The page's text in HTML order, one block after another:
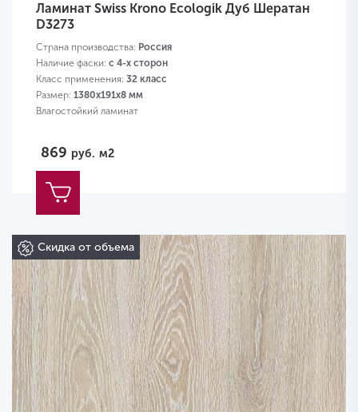
Ламинат Swiss Krono Ecologik Дуб Шератан
D3273
Страна производства: Россия
Наличие фаски: с 4-х сторон
Класс применения: 32 класс
Размер: 1380х191х8 мм
Влагостойкий ламинат
869 руб. м2
Скидка от объема